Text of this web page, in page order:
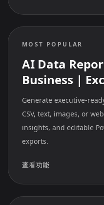
MOST POPULAR
AI Data
Business |
Generate executive-
CSV, text, images, or
insights, and editable
exports.
查看功能